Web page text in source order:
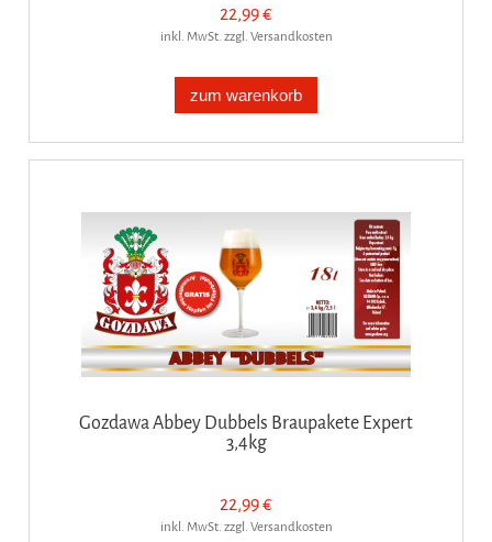
22,99 €
inkl. MwSt. zzgl. Versandkosten
zum warenkorb
Gozdawa Abbey Dubbels Braupakete Expert
3,4kg
22,99 €
inkl. MwSt. zzgl. Versandkosten